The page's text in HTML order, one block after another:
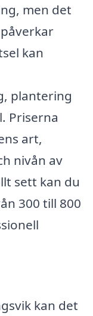
men det
kan
plantering
Priserna
art,
nivån av
sett kan du
300 till 800
kan det